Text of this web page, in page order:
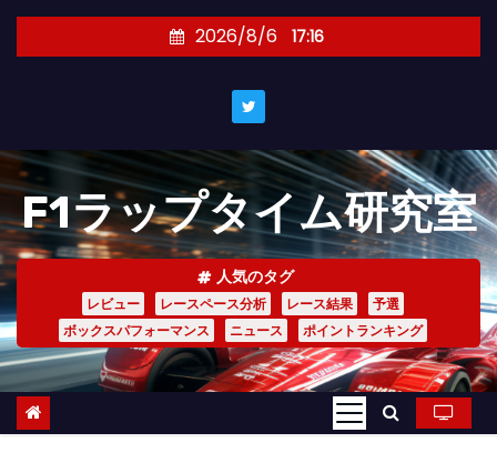
キ
ッ
プ
2026/8/6 17:16
F1ラップタイム研究室
人気のタグ
レビュー レースペース分析 レース結果
予選
ボックスパフォーマンス
ニュース ポイントランキング